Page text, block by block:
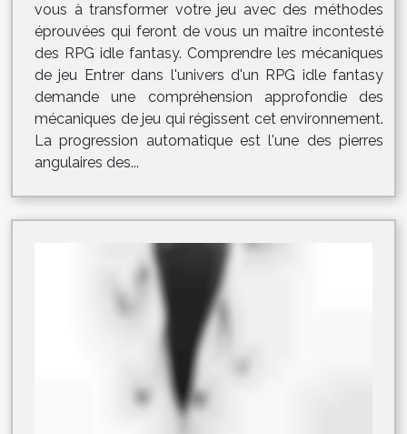
vous à transformer votre jeu avec des méthodes
éprouvées qui feront de vous un maître incontesté
des RPG idle fantasy. Comprendre les mécaniques
de jeu Entrer dans l'univers d'un RPG idle fantasy
demande une compréhension approfondie des
mécaniques de jeu qui régissent cet environnement.
La progression automatique est l'une des pierres
angulaires des...